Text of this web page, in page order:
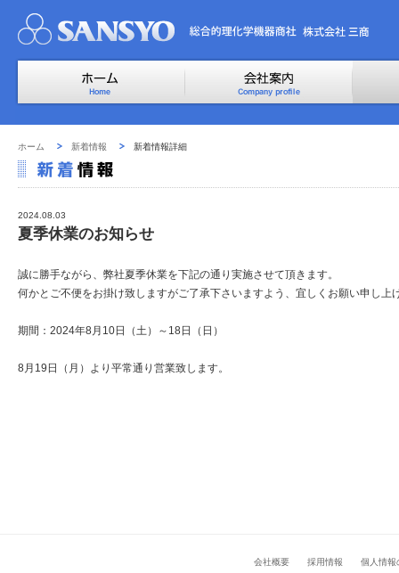
ホーム 新着情報 新着情報詳細
2024.08.03
夏季休業のお知らせ
誠に勝手ながら、弊社夏季休業を下記の通り実施させて頂きます。
何かとご不便をお掛け致しますがご了承下さいますよう、宜しくお願い申し上
期間：2024年8月10日（土）～18日（日）
8月19日（月）より平常通り営業致します。
会社概要 採用情報 個人情報